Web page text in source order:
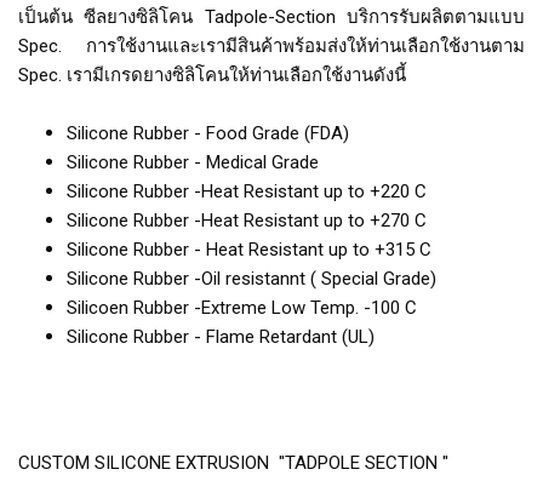
เป็นต้น ซีลยางซิลิโคน Tadpole-Section บริการรับผลิตตามแบบ
Spec. การใช้งานและเรามีสินค้าพร้อมส่งให้ท่านเลือกใช้งานตาม
Spec. เรามีเกรดยางซิลิโคนให้ท่านเลือกใช้งานดังนี้
Silicone Rubber - Food Grade (FDA)
Silicone Rubber - Medical Grade
Silicone Rubber -Heat Resistant up to +220 C
Silicone Rubber -Heat Resistant up to +270 C
Silicone Rubber - Heat Resistant up to +315 C
Silicone Rubber -Oil resistannt ( Special Grade)
Silicoen Rubber -Extreme Low Temp. -100 C
Silicone Rubber - Flame Retardant (UL)
CUSTOM SILICONE EXTRUSION "TADPOLE SECTION "